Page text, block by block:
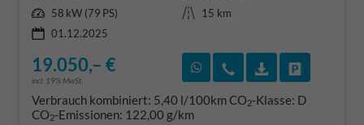
Leistung 58 kW (79 PS) Kilometerstand
15 km
01.12.2025
19.050,– €
incl. 19% MwSt.
Rückruf vereinbaren
Wir rufen Sie an
Verbrauch kombiniert: 5,40 l/100kmCO2-Klasse: D
CO2-Emissionen: 122,00 g/km